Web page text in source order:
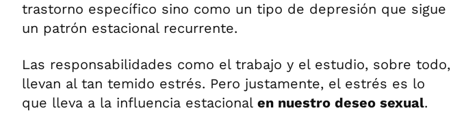
trastorno específico sino como un tipo de depresión que sigue
un patrón estacional recurrente.
Las responsabilidades como el trabajo y el estudio, sobre todo,
llevan al tan temido estrés. Pero justamente, el estrés es lo
que lleva a la influencia estacional en nuestro deseo sexual.